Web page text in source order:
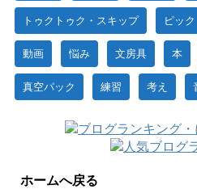
トゥクトゥク・スキップ ピック
動画 悩み 文房具 本
真空パック 練習 考え
ホームへ戻る